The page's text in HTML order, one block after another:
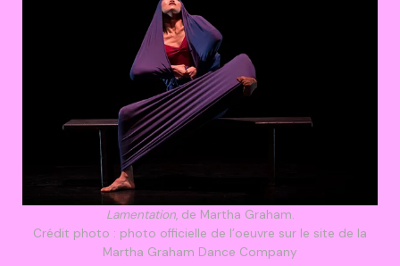
Lamentation, de Martha Graham.
Crédit photo : photo officielle de l’oeuvre sur le site de la
Martha Graham Dance Company